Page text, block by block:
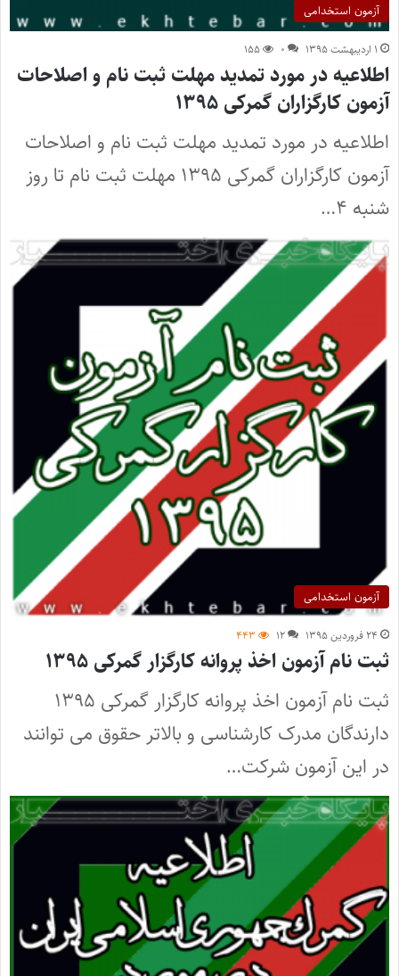
آزمون استخدامی
۱ اردیبهشت ۱۳۹۵ ۰ ۱۵۵
اطلاعیه در مورد تمدید مهلت ثبت نام و اصلاحات
آزمون کارگزاران گمرکی ۱۳۹۵
اطلاعیه در مورد تمدید مهلت ثبت نام و اصلاحات
آزمون کارگزاران گمرکی ۱۳۹۵ مهلت ثبت نام تا روز
شنبه ۴…
آزمون استخدامی
۲۴ فروردین ۱۳۹۵ ۱۲ ۴۴۳
ثبت نام آزمون اخذ پروانه کارگزار گمرکی ۱۳۹۵
ثبت نام آزمون اخذ پروانه کارگزار گمرکی ۱۳۹۵
دارندگان مدرک کارشناسی و بالاتر حقوق می توانند
در این آزمون شرکت…